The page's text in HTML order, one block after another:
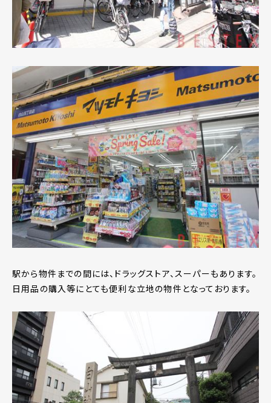
駅から物件までの間には、ドラッグストア、スーパーもあります。
日用品の購入等にとても便利な立地の物件となっております。